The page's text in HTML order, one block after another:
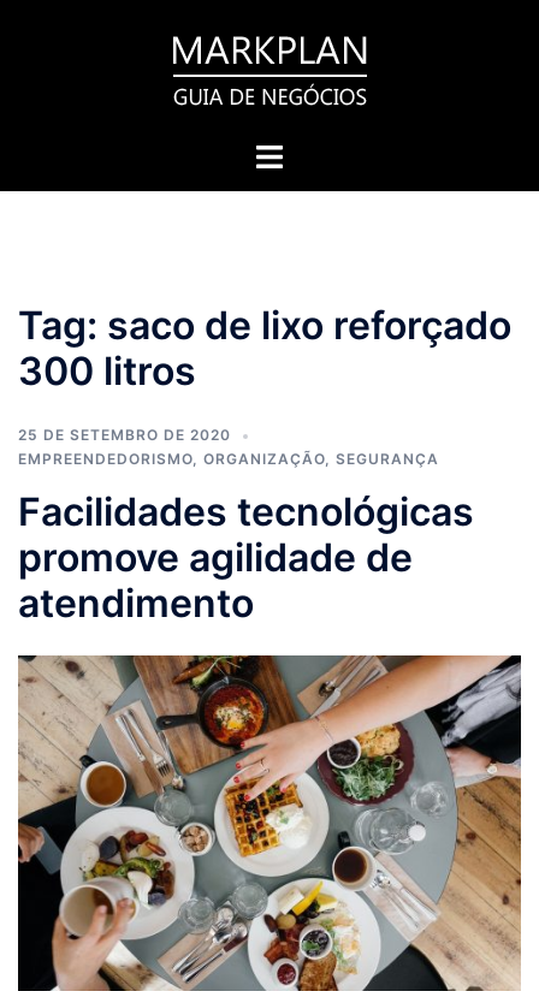
Toggle
Tag: saco de lixo reforçado
300 litros
25 DE SETEMBRO DE 2020
EMPREENDEDORISMO, ORGANIZAÇÃO, SEGURANÇA
Facilidades tecnológicas
promove agilidade de
atendimento